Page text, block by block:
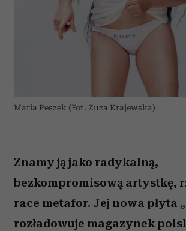
Maria Peszek (Fot. Zuza Krajewska)
Znamy ją jako radykalną,
bezkompromisową artystkę,
race metafor. Jej nowa płyta
rozładowuje magazynek